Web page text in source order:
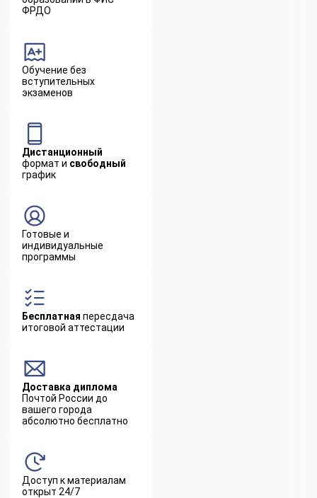
ФРДО
Обучение без
вступительных
экзаменов
Дистанционный
формат и свободный
график
Готовые и
индивидуальные
программы
Бесплатная пересдача
итоговой аттестации
Доставка диплома
Почтой России до
вашего города
абсолютно бесплатно
Доступ к материалам
открыт 24/7